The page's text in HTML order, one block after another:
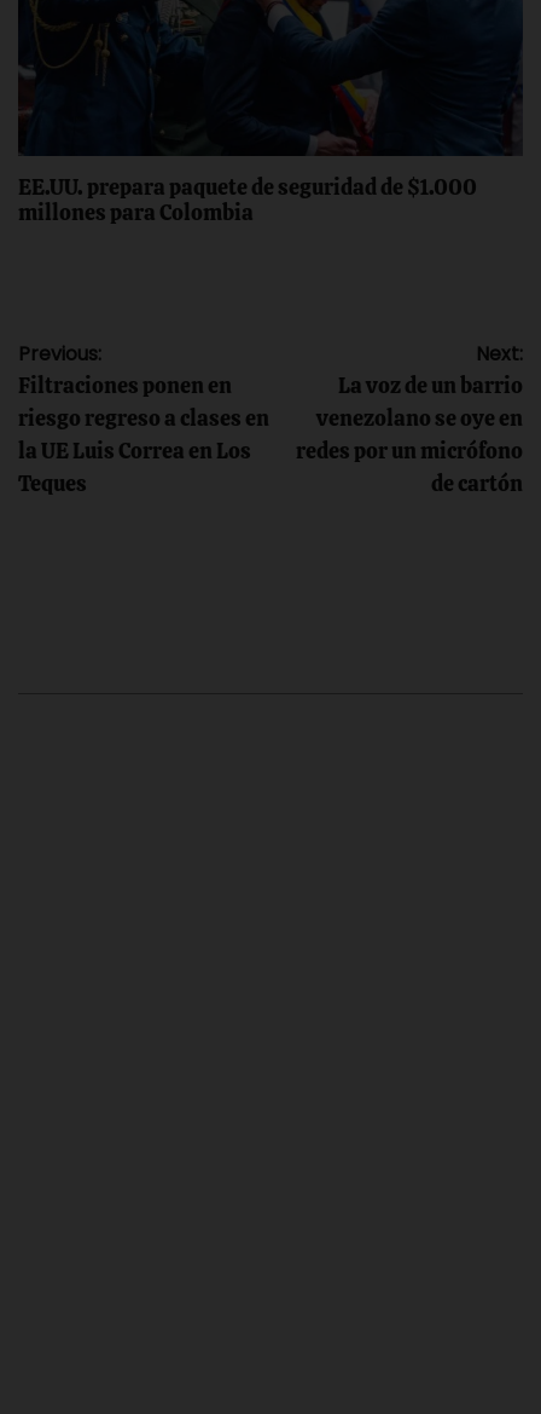
EE.UU. prepara paquete de seguridad de $1.000
millones para Colombia
Navegación
de
entradas
Previous:
Filtraciones ponen en
riesgo regreso a clases en
la UE Luis Correa en Los
Teques
Next:
La voz de un barrio
venezolano se oye en
redes por un micrófono
de cartón